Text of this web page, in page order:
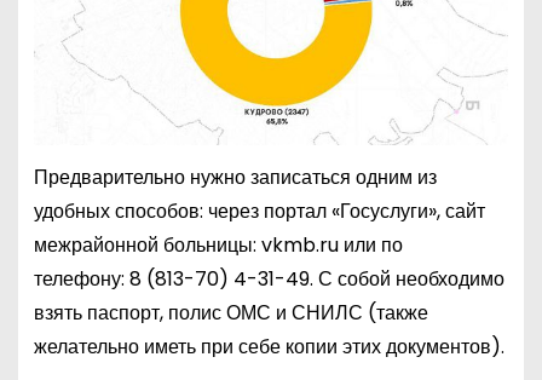
Предварительно нужно записаться одним из
удобных способов: через портал «Госуслуги», сайт
межрайонной больницы: vkmb.ru или по
телефону: 8 (813-70) 4-31-49. С собой необходимо
взять паспорт, полис ОМС и СНИЛС (также
желательно иметь при себе копии этих документов).